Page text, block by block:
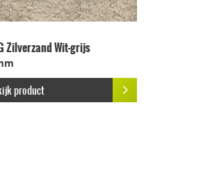
Zilverzand Wit-grijs
product